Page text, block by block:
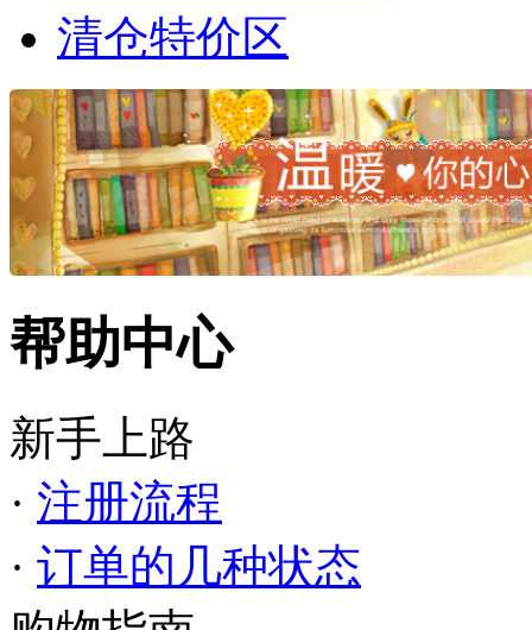
清仓特价区
帮助中心
新手上路
· 注册流程
· 订单的几种状态